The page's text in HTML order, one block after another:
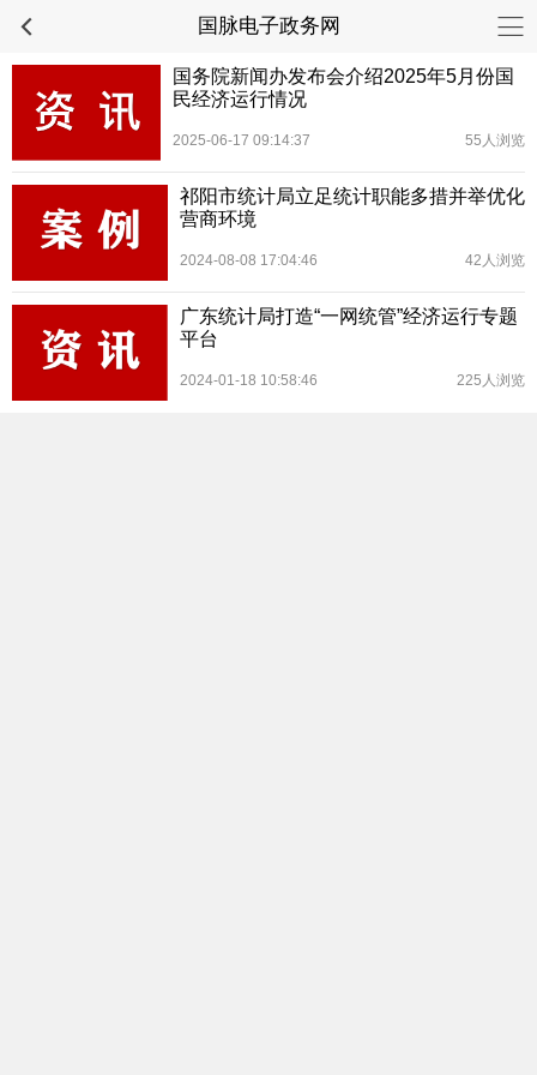
国脉电子政务网
国务院新闻办发布会介绍2025年5月份国
民经济运行情况
2025-06-17 09:14:37 55人浏览
祁阳市统计局立足统计职能多措并举优化
营商环境
2024-08-08 17:04:46 42人浏览
广东统计局打造“一网统管”经济运行专题
平台
2024-01-18 10:58:46 225人浏览